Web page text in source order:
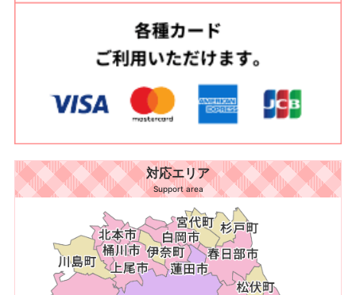
対応エリア
Support area